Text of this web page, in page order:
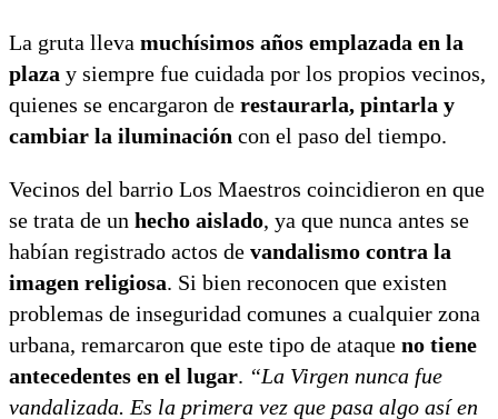
La gruta lleva muchísimos años emplazada en la
plaza y siempre fue cuidada por los propios vecinos,
quienes se encargaron de restaurarla, pintarla y
cambiar la iluminación con el paso del tiempo.
Vecinos del barrio Los Maestros coincidieron en que
se trata de un hecho aislado, ya que nunca antes se
habían registrado actos de vandalismo contra la
imagen religiosa. Si bien reconocen que existen
problemas de inseguridad comunes a cualquier zona
urbana, remarcaron que este tipo de ataque no tiene
antecedentes en el lugar. “La Virgen nunca fue
vandalizada. Es la primera vez que pasa algo así en